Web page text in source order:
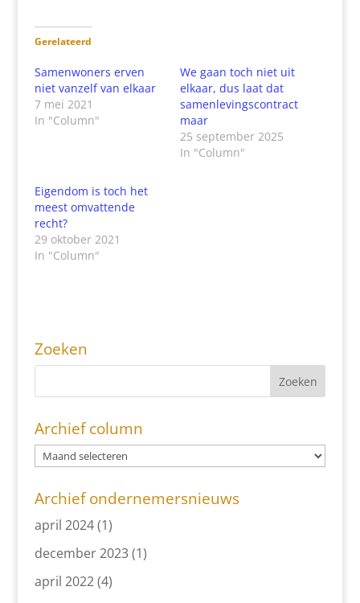
Gerelateerd
Samenwoners erven
niet vanzelf van elkaar
7 mei 2021
In "Column"
We gaan toch niet uit
elkaar, dus laat dat
samenlevingscontract
maar
25 september 2025
In "Column"
Eigendom is toch het
meest omvattende
recht?
29 oktober 2021
In "Column"
Zoeken
Archief column
Archief ondernemersnieuws
april 2024(1)
december 2023(1)
april 2022(4)